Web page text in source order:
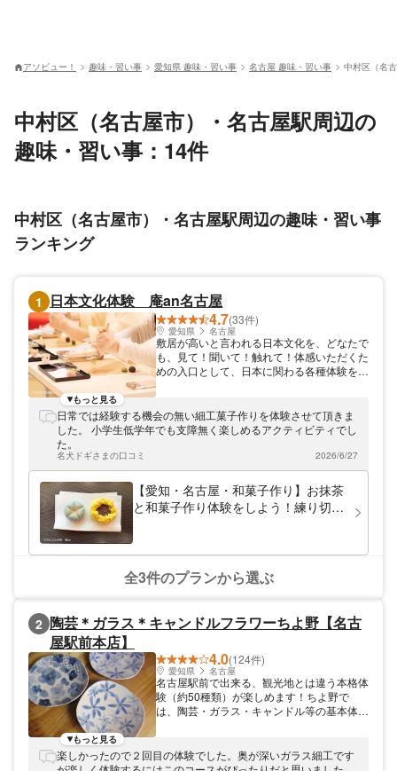
アソビュー！ 趣味・習い事 愛知県 趣味・習い事 名古屋 趣味・習い事 中村区（名
中村区（名古屋市）・名古屋駅周辺の
趣味・習い事：14件
中村区（名古屋市）・名古屋駅周辺の趣味・習い事
ランキング
1 日本文化体験 庵an名古屋
4.7(33件)
愛知県 名古屋
敷居が高いと言われる日本文化を、どなたで
も、見て！聞いて！触れて！体感いただくた
めの入口として、日本に関わる各種体験を提
もっと見る
日常では経験する機会の無い細工菓子作りを体験させて頂きま
した。 小学生低学年でも支障無く楽しめるアクティビティでし
た。
名犬ドギさまの口コミ 2026/6/27
【愛知・名古屋・和菓子作り】お抹茶
と和菓子作り体験をしよう！練り切り
全3件のプランから選ぶ
2 陶芸＊ガラス＊キャンドルフラワーちよ野【名古
屋駅前本店】
4.0(124件)
愛知県 名古屋
名古屋駅前で出来る、観光地とは違う本格体
験（約50種類）が楽しめます！ちよ野で
は、陶芸・ガラス・キャンドル等の基本体験
例えば陶芸体験では名古屋流の500年前のや
り方で1回で「作品を作る・描く・色を塗
もっと見る
楽しかったので２回目の体験でした。奥が深いガラス細工です